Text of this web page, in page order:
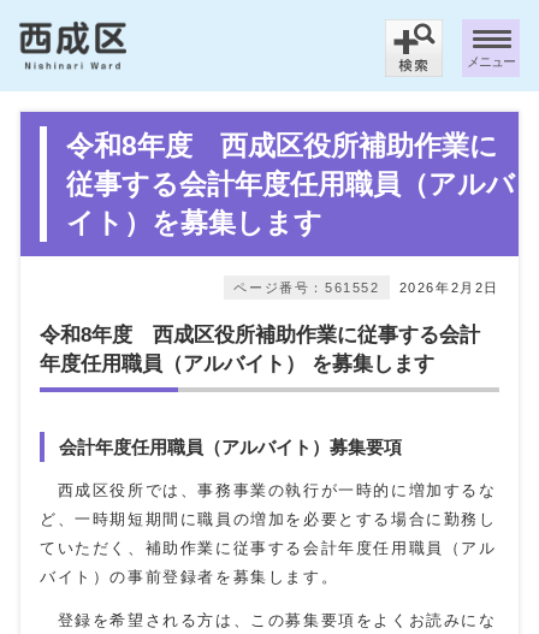
メニュー
令和8年度 西成区役所補助作業に
従事する会計年度任用職員（アルバ
イト）を募集します
2026年2月2日
ページ番号：561552
令和8年度 ⻄成区役所補助作業に従事する会計
年度任⽤職員（アルバイト） を募集します
会計年度任⽤職員（アルバイト）募集要項
西成区役所では、事務事業の執行が一時的に増加するな
ど、一時期短期間に職員の増加を必要とする場合に勤務し
ていただく、補助作業に従事する会計年度任用職員（アル
バイト）の事前登録者を募集します。
登録を希望される方は、この募集要項をよくお読みにな